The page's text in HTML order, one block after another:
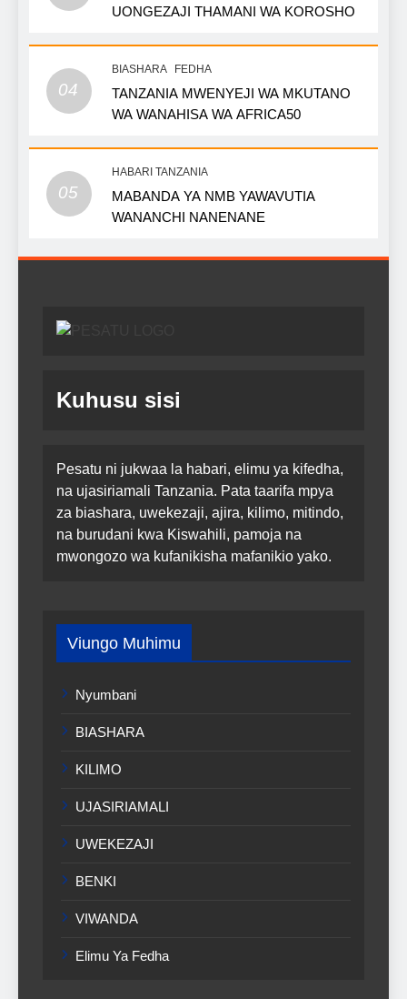
UONGEZAJI THAMANI WA KOROSHO
04
BIASHARA FEDHA
TANZANIA MWENYEJI WA MKUTANO
WA WANAHISA WA AFRICA50
05
HABARI TANZANIA
MABANDA YA NMB YAWAVUTIA
WANANCHI NANENANE
Kuhusu sisi
Pesatu ni jukwaa la habari, elimu ya kifedha,
na ujasiriamali Tanzania. Pata taarifa mpya
za biashara, uwekezaji, ajira, kilimo, mitindo,
na burudani kwa Kiswahili, pamoja na
mwongozo wa kufanikisha mafanikio yako.
Viungo Muhimu
Nyumbani
BIASHARA
KILIMO
UJASIRIAMALI
UWEKEZAJI
BENKI
VIWANDA
Elimu Ya Fedha